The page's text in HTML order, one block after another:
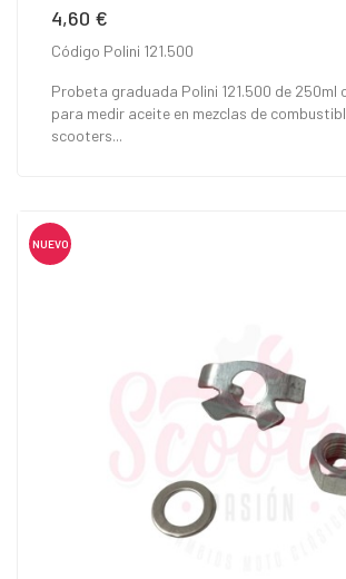
Precio
4,60 €
Código Polini 121.500
Probeta graduada Polini 121.500 de 250ml
para medir aceite en mezclas de
scooters...
NUEVO